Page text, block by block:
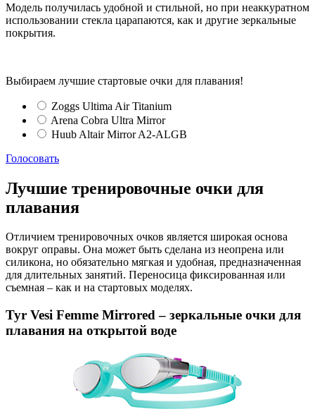
Модель получилась удобной и стильной, но при неаккуратном
использовании стекла царапаются, как и другие зеркальные
покрытия.
Выбираем лучшие стартовые очки для плавания!
Zoggs Ultima Air Titanium
Arena Cobra Ultra Mirror
Huub Altair Mirror A2-ALGB
Голосовать
Лучшие тренировочные очки для
плавания
Отличием тренировочных очков является широкая основа
вокруг оправы. Она может быть сделана из неопрена или
силикона, но обязательно мягкая и удобная, предназначенная
для длительных занятий. Переносица фиксированная или
съемная – как и на стартовых моделях.
Tyr Vesi Femme Mirrored – зеркальные очки для
плавания на открытой воде